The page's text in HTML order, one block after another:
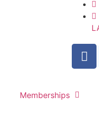
Memberships